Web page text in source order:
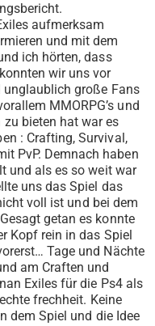
aufmerksam
und mit dem
ich hörten, dass
wir uns vor
unglaublich große Fans
MMORPG’s und
bieten hat war es
: Crafting, Survival,
PvP. Demnach haben
und als es so weit war
uns das Spiel das
voll ist und bei dem
getan es konnte
Kopf rein in das Spiel
Tage und Nächte
am Craften und
Exiles für die Ps4 als
frechheit. Keine
dem Spiel und die Idee